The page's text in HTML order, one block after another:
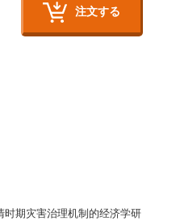
注文する
时期灾害治理机制的经济学研